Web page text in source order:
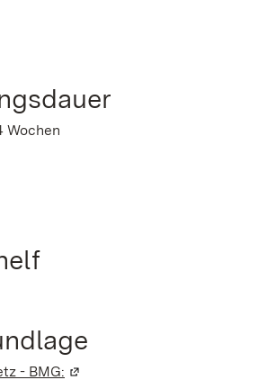
Wochen
- BMG: (Wird in einem neuen